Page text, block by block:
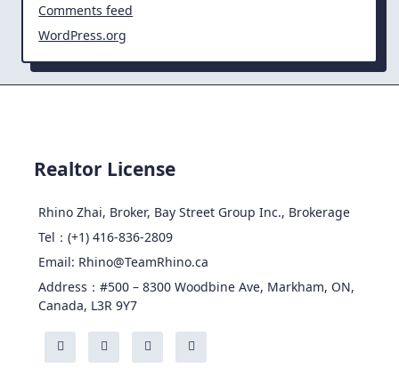
Comments feed
WordPress.org
Realtor License
Rhino Zhai, Broker, Bay Street Group Inc., Brokerage
Tel：(+1) 416-836-2809
Email: Rhino@TeamRhino.ca
Address：#500 – 8300 Woodbine Ave, Markham, ON,
Canada, L3R 9Y7